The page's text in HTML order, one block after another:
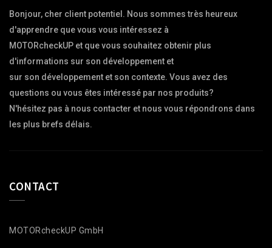
Bonjour, cher client potentiel. Nous sommes très heureux
d'apprendre que vous vous intéressez à
MOTORcheckUP et que vous souhaitez obtenir plus
d'informations sur son développement et
sur son développement et son contexte. Vous avez des
questions ou vous êtes intéressé par nos produits?
N'hésitez pas à nous contacter et nous vous répondrons dans
CONTACT
MOTORcheckUP GmbH